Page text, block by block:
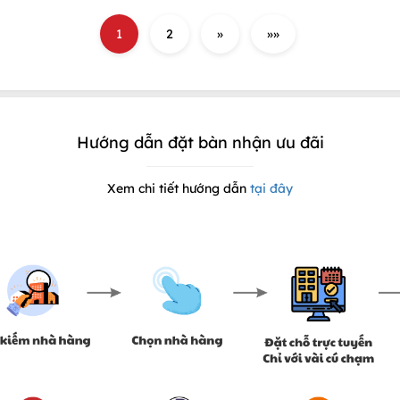
1 2 » »»
Hướng dẫn đặt bàn nhận ưu đãi
Xem chi tiết hướng dẫn tại đây